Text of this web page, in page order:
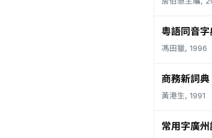
粵語同音
馮田獵, 1996
商務新詞典
黃港生, 1991
常用字廣